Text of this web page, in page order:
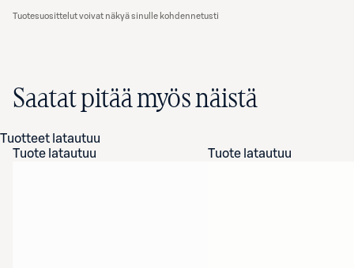
Tuotesuosittelut voivat näkyä sinulle kohdennetusti
Saatat pitää myös näistä
Tuotteet latautuu
Tuote latautuu
Tuote latautuu